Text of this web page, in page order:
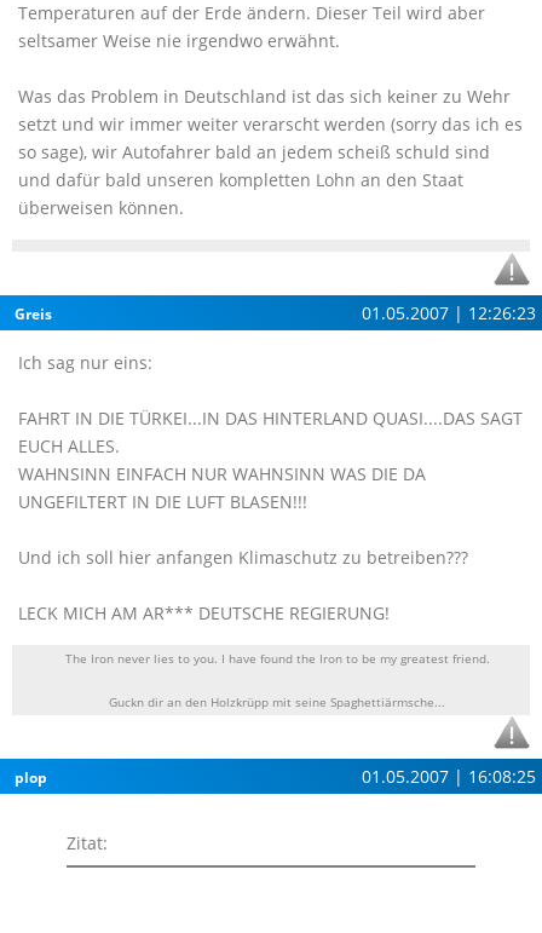
Temperaturen auf der Erde ändern. Dieser Teil wird aber
seltsamer Weise nie irgendwo erwähnt.
Was das Problem in Deutschland ist das sich keiner zu Wehr
setzt und wir immer weiter verarscht werden (sorry das ich es
so sage), wir Autofahrer bald an jedem scheiß schuld sind
und dafür bald unseren kompletten Lohn an den Staat
überweisen können.
Greis 01.05.2007 | 12:26:23
Ich sag nur eins:
FAHRT IN DIE TÜRKEI...IN DAS HINTERLAND QUASI....DAS SAGT
EUCH ALLES.
WAHNSINN EINFACH NUR WAHNSINN WAS DIE DA
UNGEFILTERT IN DIE LUFT BLASEN!!!
Und ich soll hier anfangen Klimaschutz zu betreiben???
LECK MICH AM AR*** DEUTSCHE REGIERUNG!
The Iron never lies to you. I have found the Iron to be my greatest friend.
Guckn dir an den Holzkrüpp mit seine Spaghettiärmsche...
plop 01.05.2007 | 16:08:25
Zitat: